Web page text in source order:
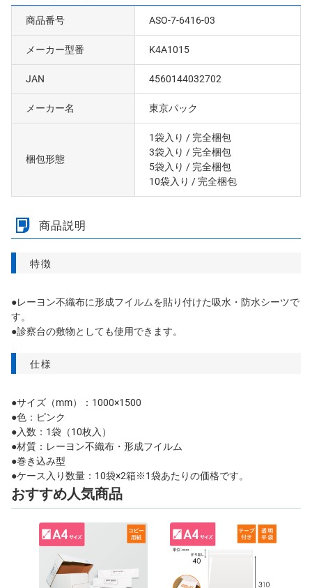
商品番号 ASO-7-6416-03
メーカー型番 K4A1015
JAN 4560144032702
メーカー名 東京パック
梱包形態
1袋入り / 完全梱包
3袋入り / 完全梱包
5袋入り / 完全梱包
10袋入り / 完全梱包
商品説明
特徴
●レーヨン不織布に形成フイルムを貼り付けた吸水・防水シーツで
す。
●診察台の敷物としても使用できます。
仕様
●サイズ（mm）：1000×1500
●色：ピンク
●入数：1袋（10枚入）
●材質：レーヨン不織布・形成フイルム
●巻き込み型
●ケース入り数量：10袋×2箱※1袋あたりの価格です。
おすすめ人気商品